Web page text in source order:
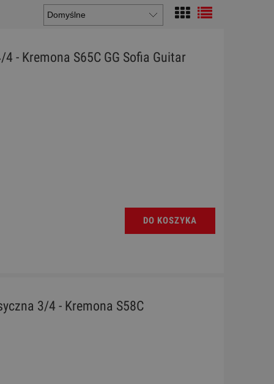
- Kremona S65C GG Sofia Guitar
DO KOSZYKA
3/4 - Kremona S58C